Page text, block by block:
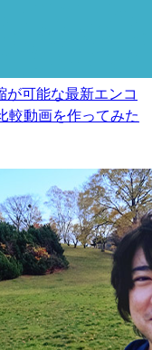
可能な最新エンコ
較動画を作ってみた